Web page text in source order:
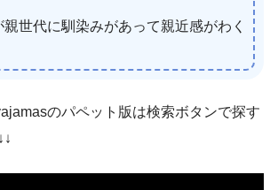
世代に馴染みがあって親近感がわく
のパペット版は検索ボタンで探す